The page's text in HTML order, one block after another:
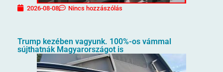
2026-08-08 Nincs hozzászólás
Trump kezében vagyunk. 100%-os vámmal
sújthatnák Magyarországot is